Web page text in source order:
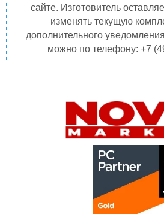
сайте. Изготовитель
изменять текущую
дополнительного
можно по телефону: +7